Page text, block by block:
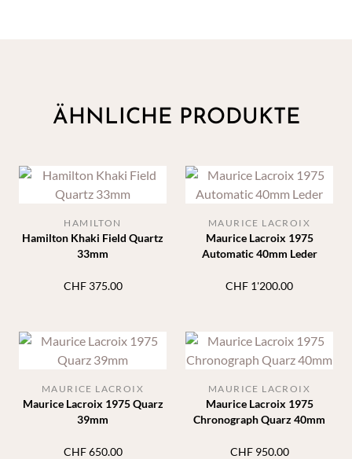
ÄHNLICHE PRODUKTE
Hamilton Khaki Field Quartz
33mm
HAMILTON
CHF375.00
Maurice Lacroix 1975
Automatic 40mm Leder
MAURICE LACROIX
CHF 1'200.00
Maurice Lacroix 1975 Quarz
39mm
MAURICE LACROIX
CHF650.00
Maurice Lacroix 1975
Chronograph Quarz 40mm
MAURICE LACROIX
CHF950.00